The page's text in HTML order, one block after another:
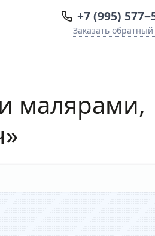
+7 (995)
Заказать обратный
малярами,